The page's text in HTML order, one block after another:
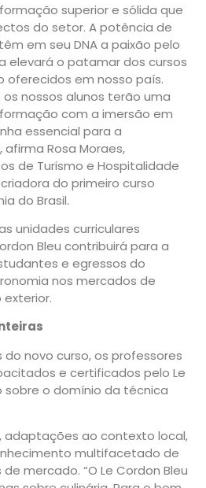
superior e sólida que
do setor. A potência de
em seu DNA a paixão pelo
elevará o patamar dos cursos
oferecidos em nosso país.
nossos alunos terão uma
com a imersão em
essencial para a
Rosa Moraes,
de Turismo e Hospitalidade
do primeiro curso
do Brasil.
unidades curriculares
Bleu contribuirá para a
e egressos do
nos mercados de
exterior.
do novo curso, os professores
e certificados pelo Le
sobre o domínio da técnica
adaptações ao contexto local,
multifacetado de
mercado. “O Le Cordon Bleu